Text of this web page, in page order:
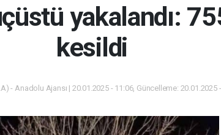
yakalandı:
kesildi
- Anadolu Ajansı | 20.01.2025 - 11:06, Güncelleme: 20.01.2025